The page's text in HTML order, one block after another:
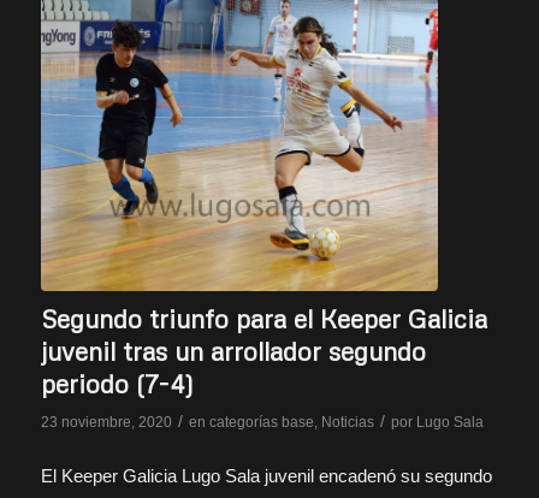
Segundo triunfo para el Keeper Galicia
juvenil tras un arrollador segundo
periodo (7-4)
23 noviembre, 2020 / en categorías base, Noticias / por Lugo Sala
El Keeper Galicia Lugo Sala juvenil encadenó su segundo